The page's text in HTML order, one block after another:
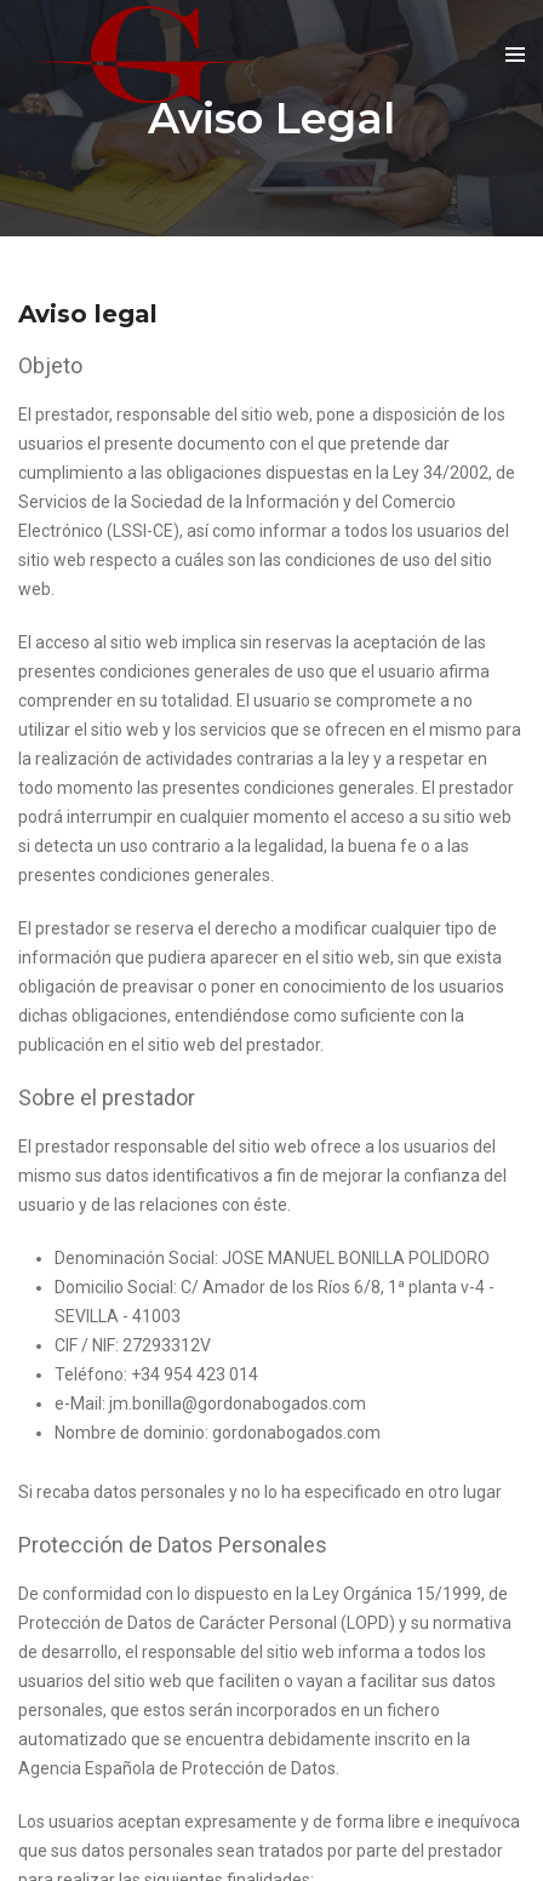
Aviso Legal
Aviso legal
Objeto
El prestador, responsable del sitio web, pone a disposición de los
usuarios el presente documento con el que pretende dar
cumplimiento a las obligaciones dispuestas en la Ley 34/2002, de
Servicios de la Sociedad de la Información y del Comercio
Electrónico (LSSI-CE), así como informar a todos los usuarios del
sitio web respecto a cuáles son las condiciones de uso del sitio
web.
El acceso al sitio web implica sin reservas la aceptación de las
presentes condiciones generales de uso que el usuario afirma
comprender en su totalidad. El usuario se compromete a no
utilizar el sitio web y los servicios que se ofrecen en el mismo para
la realización de actividades contrarias a la ley y a respetar en
todo momento las presentes condiciones generales. El prestador
podrá interrumpir en cualquier momento el acceso a su sitio web
si detecta un uso contrario a la legalidad, la buena fe o a las
presentes condiciones generales.
El prestador se reserva el derecho a modificar cualquier tipo de
información que pudiera aparecer en el sitio web, sin que exista
obligación de preavisar o poner en conocimiento de los usuarios
dichas obligaciones, entendiéndose como suficiente con la
publicación en el sitio web del prestador.
Sobre el prestador
El prestador responsable del sitio web ofrece a los usuarios del
mismo sus datos identificativos a fin de mejorar la confianza del
usuario y de las relaciones con éste.
Denominación Social: JOSE MANUEL BONILLA POLIDORO
Domicilio Social: C/ Amador de los Ríos 6/8, 1ª planta v-4 -
SEVILLA - 41003
CIF / NIF: 27293312V
Teléfono: +34 954 423 014
e-Mail: jm.bonilla@gordonabogados.com
Nombre de dominio: gordonabogados.com
Si recaba datos personales y no lo ha especificado en otro lugar
Protección de Datos Personales
De conformidad con lo dispuesto en la Ley Orgánica 15/1999, de
Protección de Datos de Carácter Personal (LOPD) y su normativa
de desarrollo, el responsable del sitio web informa a todos los
usuarios del sitio web que faciliten o vayan a facilitar sus datos
personales, que estos serán incorporados en un fichero
automatizado que se encuentra debidamente inscrito en la
Agencia Española de Protección de Datos.
Los usuarios aceptan expresamente y de forma libre e inequívoca
que sus datos personales sean tratados por parte del prestador